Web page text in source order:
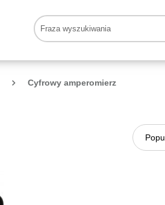
Cyfrowy amperomierz